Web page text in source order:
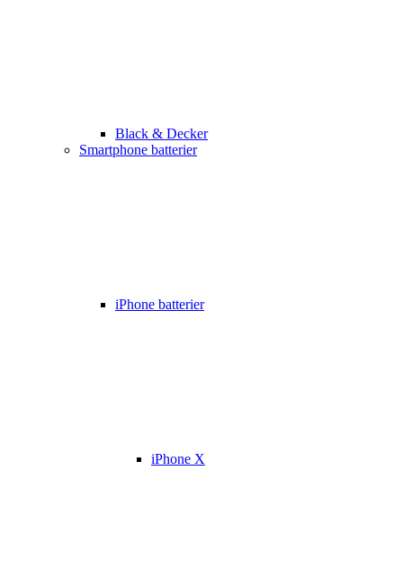
Black & Decker
Smartphone batterier
iPhone batterier
iPhone X